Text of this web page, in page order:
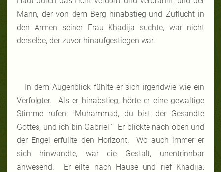
Mann, der von dem Berg hinabstieg und Zuflucht in
den Armen seiner Frau Khadija suchte, war nicht
derselbe, der zuvor hinaufgestiegen war.
In dem Augenblick fühlte er sich irgendwie wie ein
Verfolgter. Als er hinabstieg, hörte er eine gewaltige
Stimme rufen: ´Muhammad, du bist der Gesandte
Gottes, und ich bin Gabriel.´ Er blickte nach oben und
der Engel erfüllte den Horizont. Wo auch immer er
sich hinwandte, war die Gestalt, unentrinnbar
anwesend. Er eilte nach Hause und rief Khadija: